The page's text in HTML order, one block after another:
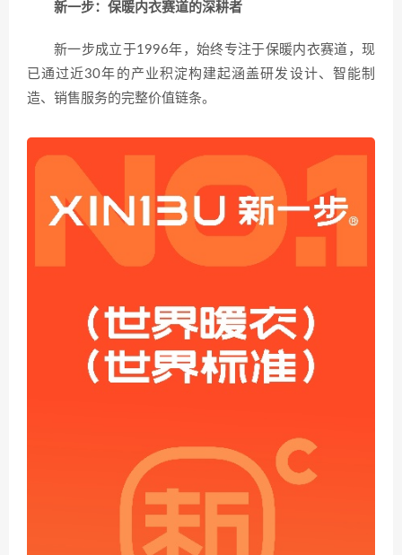
新一步：保暖内衣赛道的深耕者
新一步成立于1996年，始终专注于保暖内衣赛道，现
已通过近30年的产业积淀构建起涵盖研发设计、智能制
造、销售服务的完整价值链条。